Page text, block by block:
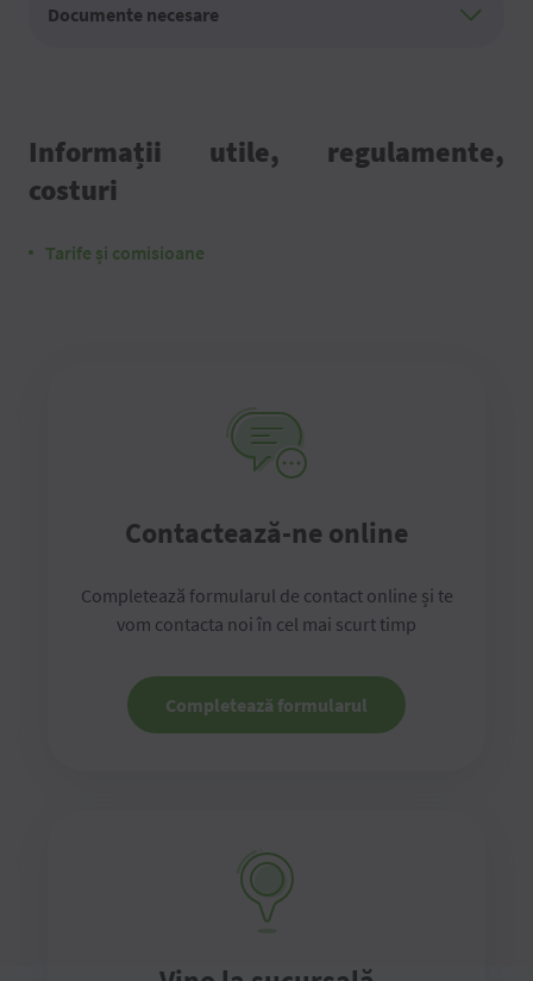
Documente necesare
Informații utile, regulamente,
costuri
Tarife și comisioane
Contactează-ne online
Completează formularul de contact online și te
vom contacta noi în cel mai scurt timp
Completează formularul